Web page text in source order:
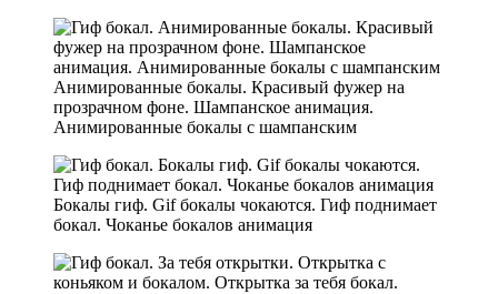
Анимированные бокалы. Красивый фужер на
прозрачном фоне. Шампанское анимация.
Анимированные бокалы с шампанским
Бокалы гиф. Gif бокалы чокаются. Гиф поднимает
бокал. Чоканье бокалов анимация